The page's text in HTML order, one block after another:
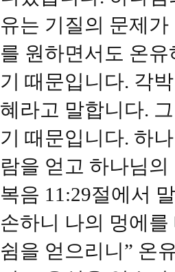
유는 기질의 문제
를 원하면서도 온
기 때문입니다. 각
혜라고 말합니다.
기 때문입니다. 하
람을 얻고 하나님
복음 11:29절에서
손하니 나의 멍에
쉼을 얻으리니” 온